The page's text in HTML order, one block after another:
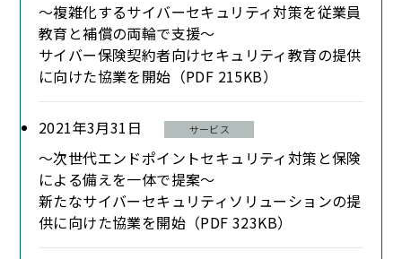
～複雑化するサイバーセキュリティ対策を従業員
教育と補償の両輪で支援～
サイバー保険契約者向けセキュリティ教育の提供
に向けた協業を開始（PDF 215KB）
2021年3月31日 サービス
～次世代エンドポイントセキュリティ対策と保険
による備えを一体で提案～
新たなサイバーセキュリティソリューションの提
供に向けた協業を開始（PDF 323KB）